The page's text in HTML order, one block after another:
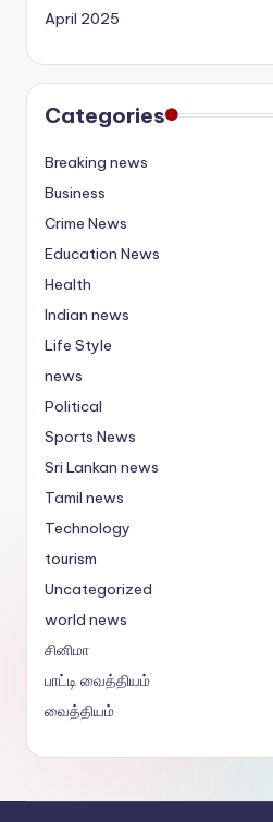
April 2025
Categories
Breaking news
Business
Crime News
Education News
Health
Indian news
Life Style
news
Political
Sports News
Sri Lankan news
Tamil news
Technology
tourism
Uncategorized
world news
சினிமா
பாட்டி வைத்தியம்
வைத்தியம்